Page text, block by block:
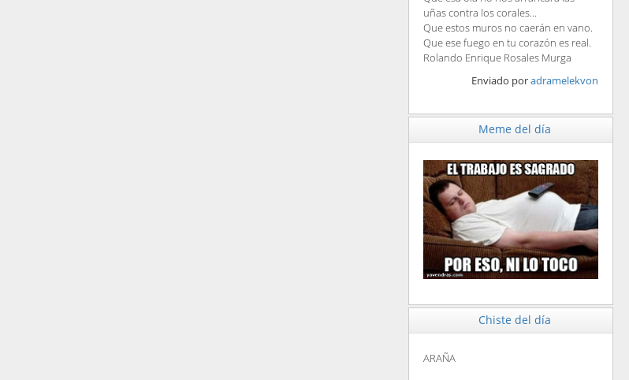
uñas contra los corales...
Que estos muros no caerán en vano.
Que ese fuego en tu corazón es real.
Rolando Enrique Rosales Murga
Enviado poradramelekvon
Meme del día
Chiste del día
ARAÑA